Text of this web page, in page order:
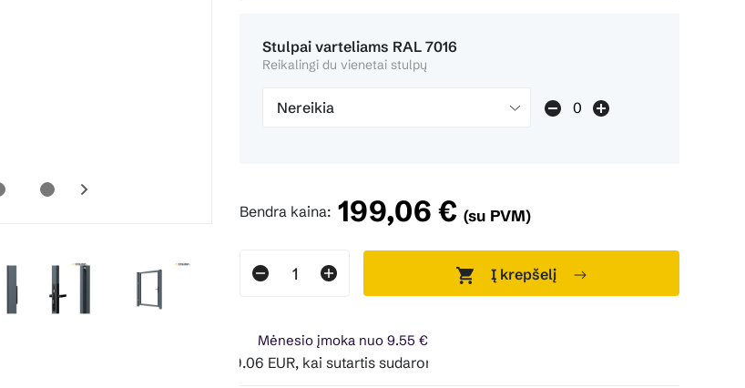
Stulpai varteliams RAL 7016
Reikalingi du vienetai stulpų
Nereikia
Bendra kaina: 199,06 €(su PVM)
Į krepšelį
Mėnesio įmoka nuo 9.55 €
Pavyzdžiui, skolinantis 199.06 EUR, kai sutartis sudaroma 24 mėn. terminui, metinė palūkanų norma – 0%,